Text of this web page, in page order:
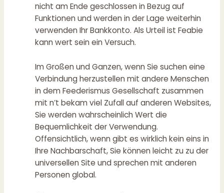
nicht am Ende geschlossen in Bezug auf
Funktionen und werden in der Lage weiterhin
verwenden Ihr Bankkonto. Als Urteil ist Feabie
kann wert sein ein Versuch.
Im Großen und Ganzen, wenn Sie suchen eine
Verbindung herzustellen mit andere Menschen
in dem Feederismus Gesellschaft zusammen
mit n’t bekam viel Zufall auf anderen Websites,
Sie werden wahrscheinlich Wert die
Bequemlichkeit der Verwendung.
Offensichtlich, wenn gibt es wirklich kein eins in
Ihre Nachbarschaft, Sie können leicht zu zu der
universellen Site und sprechen mit anderen
Personen global.